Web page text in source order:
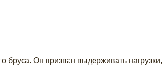
Он призван выдерживать нагрузки,